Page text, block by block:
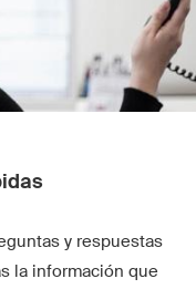
y respuestas
la información que